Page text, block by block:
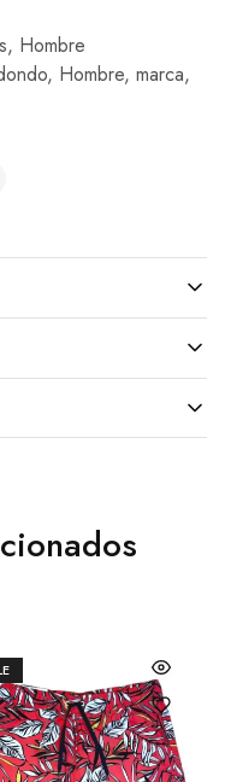
, Hombre
, Hombre, marca,